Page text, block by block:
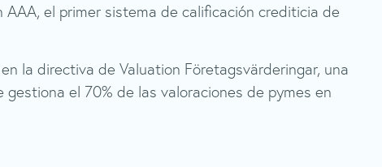
AAA, el primer sistema de calificación crediticia de
la directiva de Valuation Företagsvärderingar, una
el 70% de las valoraciones de pymes en